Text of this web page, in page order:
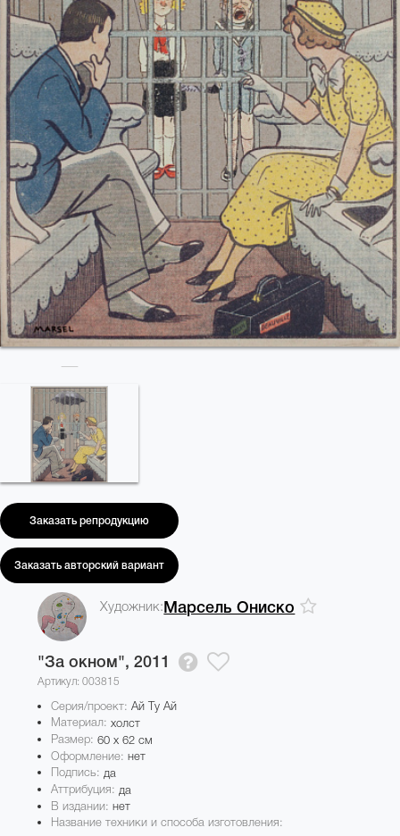
Заказать репродукцию
Заказать авторский вариант
Художник: Марсель Ониско
"За окном", 2011
Артикул: 003815
Серия/проект:Ай Ту Ай
Материал: холст
Размер: 60 x 62 см
Оформление:нет
Подпись: да
Аттрибуция: да
В издании:нет
Название техники и способа изготовления: